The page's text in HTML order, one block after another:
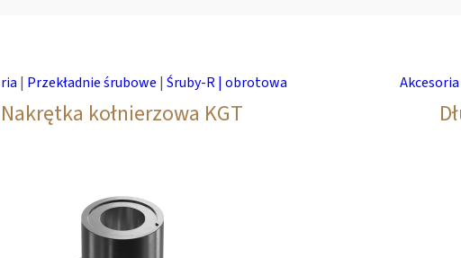
| Przekładnie śrubowe | Śruby-R | obrotowa
Nakrętka kołnierzowa KGT
Akcesoria